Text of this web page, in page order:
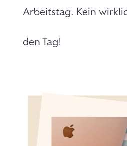
Arbeitstag. Kein
den Tag!